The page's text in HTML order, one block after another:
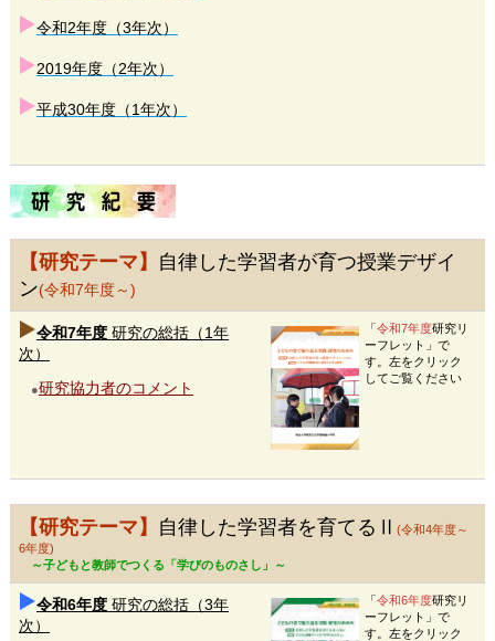
令和2年度（3年次）
2019年度（2年次）
平成30年度（1年次）
【研究テーマ】
自律した学習者が育つ授業デザイ
ン(令和7年度～)
令和7年度研究の総括（1年
次）
●研究協力者のコメント
「令和7年度研究リ
ーフレット」で
す。左をクリック
してご覧ください
【研究テーマ】 自律した学習者を育てるⅡ (令和4年度～
6年度)
～子どもと教師でつくる「学びのものさし」～
令和6年度研究の総括（3年
次）
「令和6年度研究リ
ーフレット」で
す。左をクリック